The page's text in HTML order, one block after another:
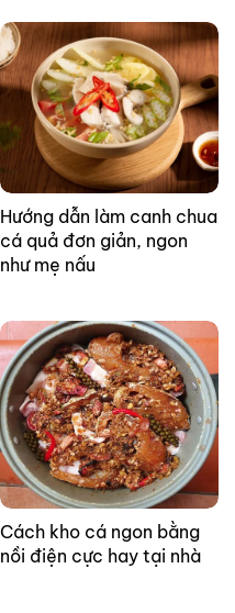
Hướng dẫn làm canh chua
cá quả đơn giản, ngon
như mẹ nấu
Cách kho cá ngon bằng
nồi điện cực hay tại nhà